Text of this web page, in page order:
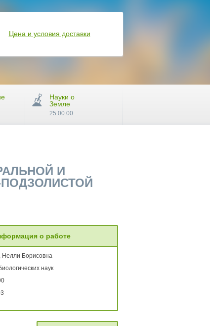
И
о работе
Нелли Борисовна
наук
Цена и условия доставки
Науки о
Земле
25.00.00